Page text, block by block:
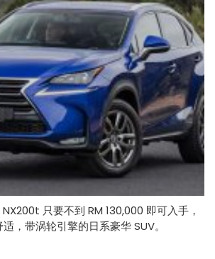
只要不到 RM 130,000 即可入手，
，带涡轮引擎的日系豪华 SUV。